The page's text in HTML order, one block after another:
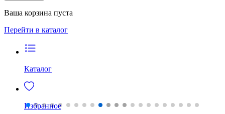
Ваша корзина пуста
Перейти в каталог
Каталог
Избранное